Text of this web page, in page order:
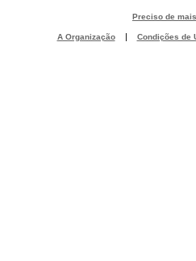
Preciso de
A Organização | Condições de